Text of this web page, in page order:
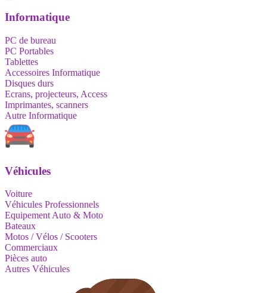
Informatique
PC de bureau
PC Portables
Tablettes
Accessoires Informatique
Disques durs
Ecrans, projecteurs, Access
Imprimantes, scanners
Autre Informatique
Véhicules
Voiture
Véhicules Professionnels
Equipement Auto & Moto
Bateaux
Motos / Vélos / Scooters
Commerciaux
Pièces auto
Autres Véhicules